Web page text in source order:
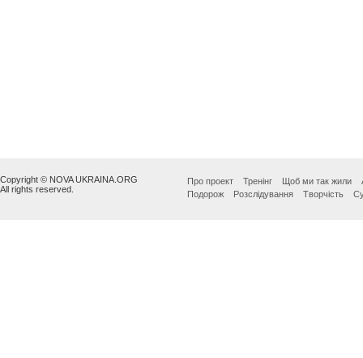
Copyright © NOVA UKRAINA.ORG
All rights reserved.
Про проект Тренінг Щоб ми так жили
Подорож
Розслідування Творчість